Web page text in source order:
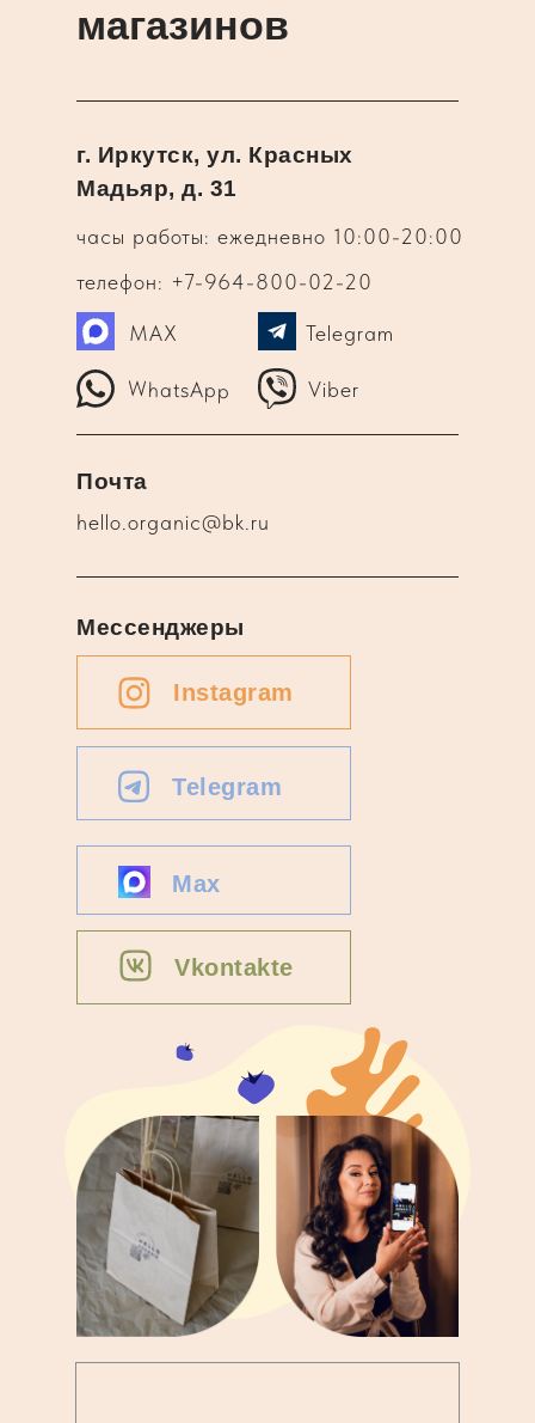
магазинов
часы работы: ежедневно 10:00-20:00
г. Иркутск, ул. Красных
Мадьяр, д. 31
телефон: +7-964-800-02-20
WhatsApp Viber
Telegram
MAX
hello.organic@bk.ru
Почта
Instagram
Telegram
Max
Vkontakte
Мессенджеры